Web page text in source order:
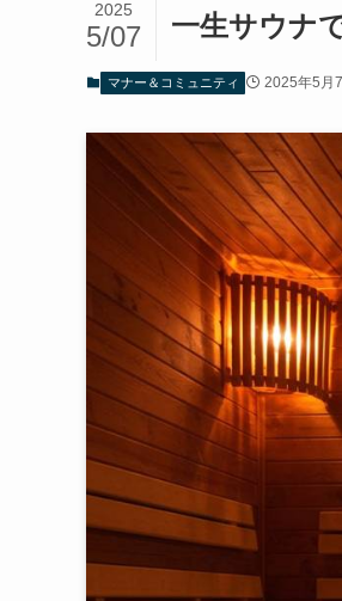
一生サウナ
2025
5/07
マナー＆コミュニティ 2025年5月